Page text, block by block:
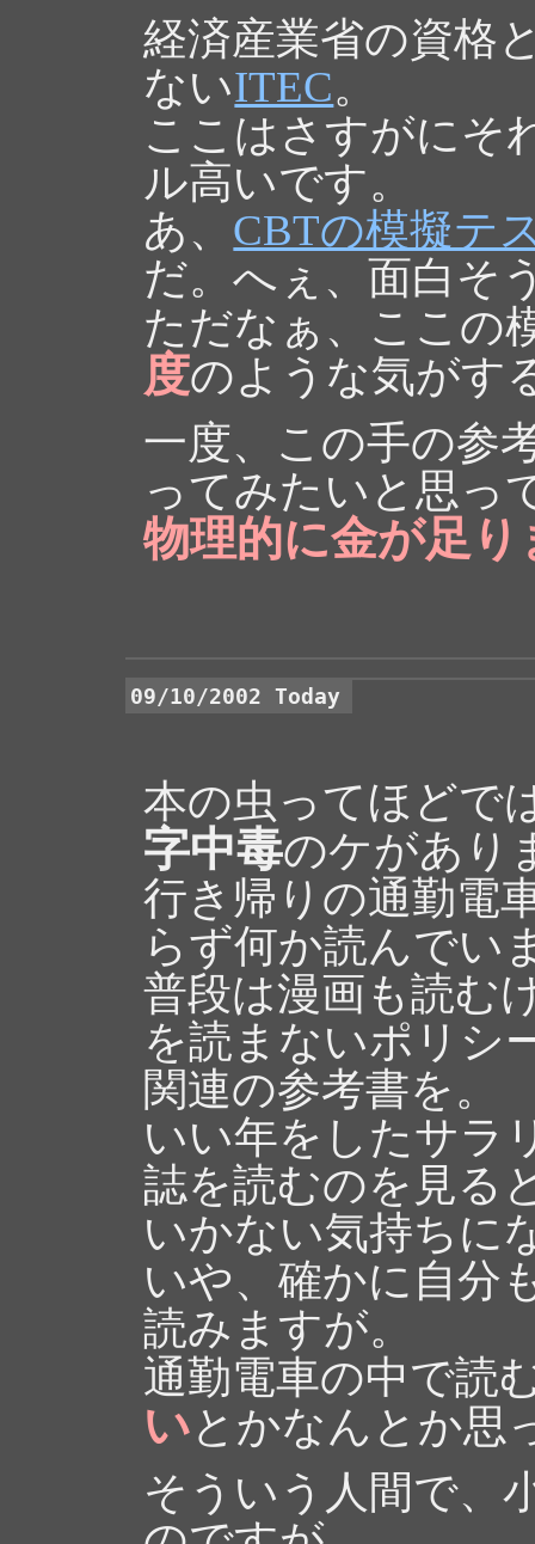
経済産業省の資格
ないITEC。
ここはさすがにそ
ル高いです。
あ、 CBTの模擬テ
だ。へぇ、面白そ
ただなぁ、ここの
度のような気がす
一度、この手の参
ってみたいと思っ
物理的に金が足り
09/10/2002 Today
本の虫ってほどで
字中毒のケがあり
行き帰りの通勤電
らず何か読んでい
普段は漫画も読む
を読まないポリシ
関連の参考書を。
いい年をしたサラ
誌を読むのを見る
いかない気持ちに
いや、確かに自分
読みますが。
通勤電車の中で読
いとかなんとか思
そういう人間で、